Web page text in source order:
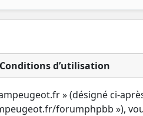
d’utilisation
» (désigné ci-
forumphpbb »),